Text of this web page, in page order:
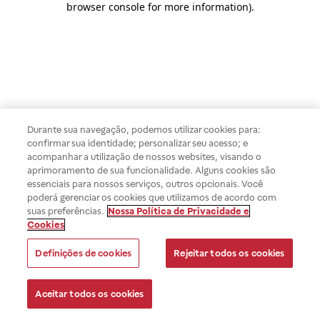
browser console for more information).
Durante sua navegação, podemos utilizar cookies para:
confirmar sua identidade; personalizar seu acesso; e
acompanhar a utilização de nossos websites, visando o
aprimoramento de sua funcionalidade. Alguns cookies são
essenciais para nossos serviços, outros opcionais. Você
poderá gerenciar os cookies que utilizamos de acordo com
suas preferências. Nossa Política de Privacidade e
Cookies
Definições de cookies Rejeitar todos os cookies
Aceitar todos os cookies